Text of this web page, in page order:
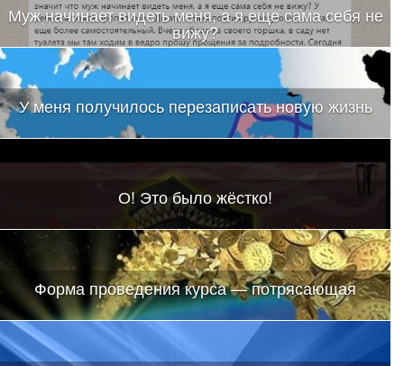
Муж начинает видеть меня, а я еще сама себя не
вижу?
У меня получилось перезаписать новую жизнь
О! Это было жёстко!
Форма проведения курса — потрясающая